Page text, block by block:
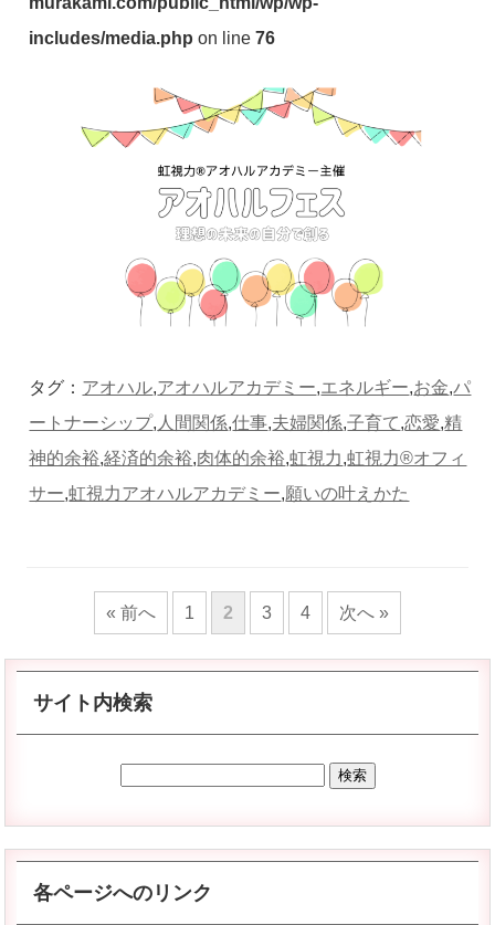
includes/media.php on line76
タグ： アオハル,アオハルアカデミー,エネルギー,お金,パ
ートナーシップ, 人間関係,仕事,夫婦関係,子育て,恋愛,精
神的余裕,経済的余裕,肉体的余裕,虹視力,虹視力®︎オフィ
サー,虹視力アオハルアカデミー,願いの叶えかた
« 前へ 1 2 3 4 次へ »
サイト内検索
各ページへのリンク